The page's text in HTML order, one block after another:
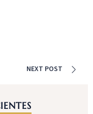
NEXT POST